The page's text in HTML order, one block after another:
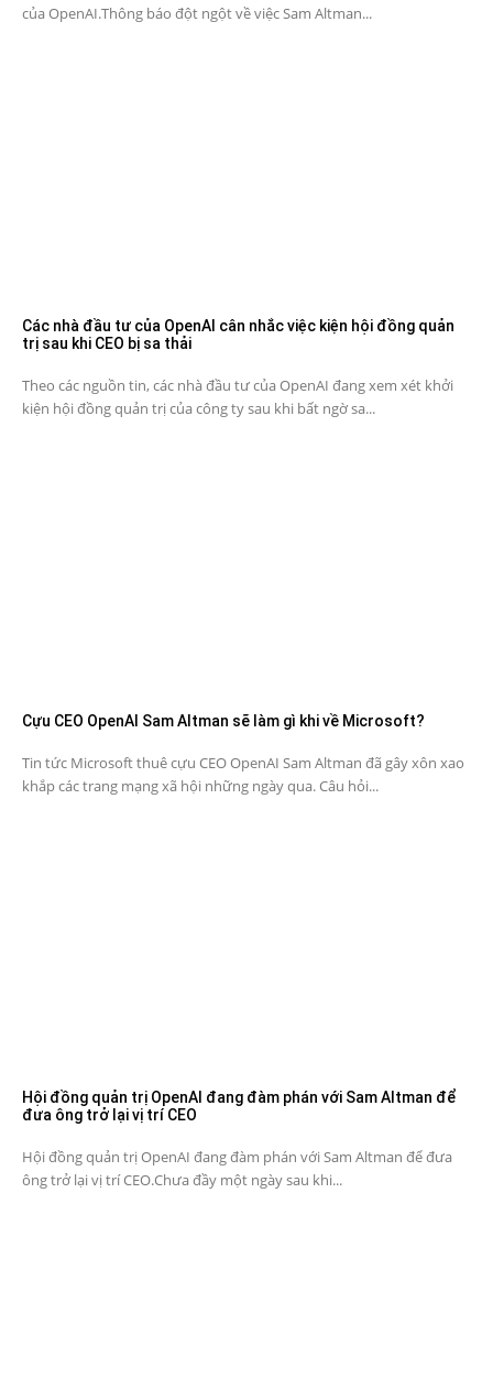
của OpenAI.Thông báo đột ngột về việc Sam Altman...
Các nhà đầu tư của OpenAI cân nhắc việc kiện hội đồng quản
trị sau khi CEO bị sa thải
Theo các nguồn tin, các nhà đầu tư của OpenAI đang xem xét khởi
kiện hội đồng quản trị của công ty sau khi bất ngờ sa...
Cựu CEO OpenAI Sam Altman sẽ làm gì khi về Microsoft?
Tin tức Microsoft thuê cựu CEO OpenAI Sam Altman đã gây xôn xao
khắp các trang mạng xã hội những ngày qua. Câu hỏi...
Hội đồng quản trị OpenAI đang đàm phán với Sam Altman để
đưa ông trở lại vị trí CEO
Hội đồng quản trị OpenAI đang đàm phán với Sam Altman để đưa
ông trở lại vị trí CEO.Chưa đầy một ngày sau khi...